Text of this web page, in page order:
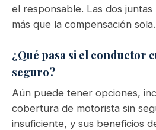
el responsable. Las dos
más que la compensación sola.
¿Qué pasa si el conductor
seguro?
Aún puede tener opciones,
cobertura de motorista sin
insuficiente, y sus beneficios